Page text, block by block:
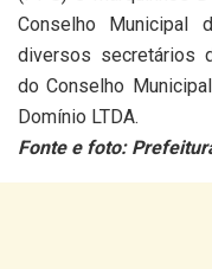
Conselho Municipal
diversos secretários
do Conselho
Domínio LTDA.
Fonte e foto: